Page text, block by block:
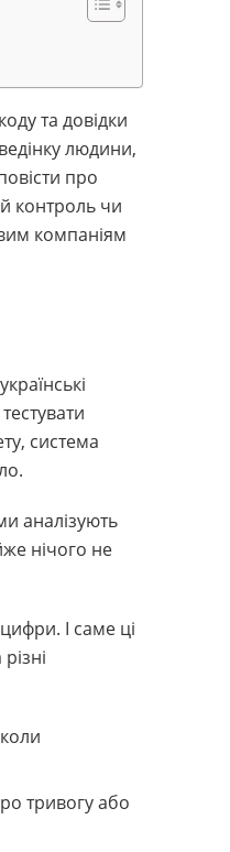
та довідки
людини,
про
контроль чи
компаніям
система
аналізують
нічого не
І саме ці
тривогу або